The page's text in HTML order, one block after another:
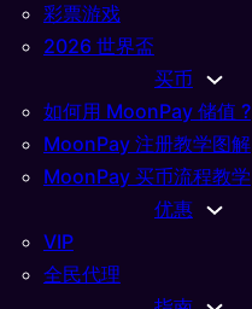
彩票游戏
2026 世界盃
买币
如何用 MoonPay 储值 ?
MoonPay 注册教学图解
MoonPay 买币流程教学
优惠
VIP
全民代理